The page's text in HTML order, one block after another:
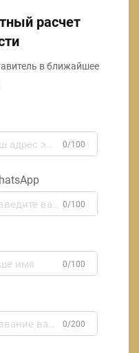
расчет
в ближайшее
0/100
0/100
0/100
0/200